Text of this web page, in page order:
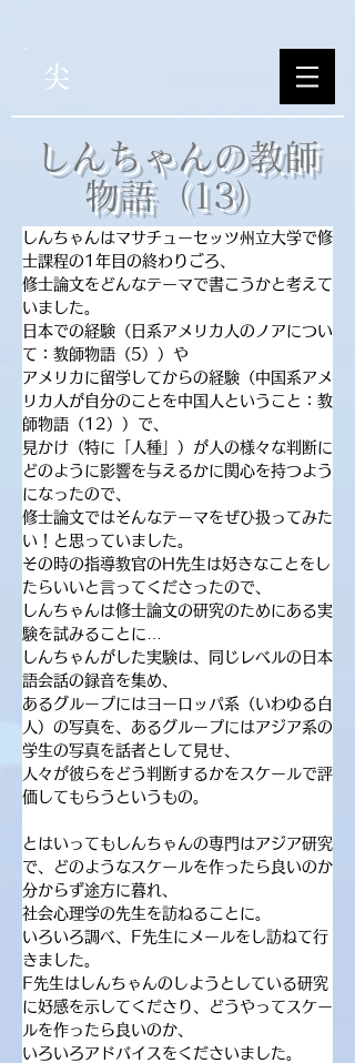
尖
​しんちゃんの教師
物語（13）
しんちゃんはマサチューセッツ州立大学で修
士課程の1年目の終わりごろ、
修士論文をどんなテーマで書こうかと考えて
いました。
日本での経験（日系アメリカ人のノアについ
て：教師物語（5））や
アメリカに留学してからの経験（中国系アメ
リカ人が自分のことを中国人ということ：教
師物語（12））で、
見かけ（特に「人種」）が人の様々な判断に
どのように影響を与えるかに関心を持つよう
になったので、
修士論文ではそんなテーマをぜひ扱ってみた
い！と思っていました。
その時の指導教官のH先生は好きなことをし
たらいいと言ってくださったので、
しんちゃんは修士論文の研究のためにある実
験を試みることに…
しんちゃんがした実験は、同じレベルの日本
語会話の録音を集め、
あるグループにはヨーロッパ系（いわゆる白
人）の写真を、あるグループにはアジア系の
学生の写真を話者として見せ、
人々が彼らをどう判断するかをスケールで評
価してもらうというもの。
とはいってもしんちゃんの専門はアジア研究
で、どのようなスケールを作ったら良いのか
分からず途方に暮れ、
社会心理学の先生を訪ねることに。
いろいろ調べ、F先生にメールをし訪ねて行
きました。
F先生はしんちゃんのしようとしている研究
に好感を示してくださり、どうやってスケー
ルを作ったら良いのか、
いろいろアドバイスをくださいました。